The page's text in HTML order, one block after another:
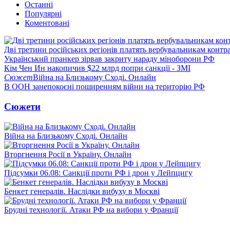
Останні
Популярні
Коментовані
Дві третини російських регіонів платять вербувальникам
Український пранкер зірвав закриту нараду міноборони РФ
Кім Чен Ин накопичив $22 млрд попри санкції - ЗМІ
СюжетВійна на Близькому Сході. Онлайн
В ООН занепокоєні поширенням війни на територію РФ
Сюжети
Війна на Близькому Сході. Онлайн
Вторгнення Росії в Україну. Онлайн
Підсумки 06.08: Санкції проти РФ і дрон у Лейпцигу
Бенкет генералів. Наслідки вибуху в Москві
Брудні технології. Атаки РФ на вибори у Франції